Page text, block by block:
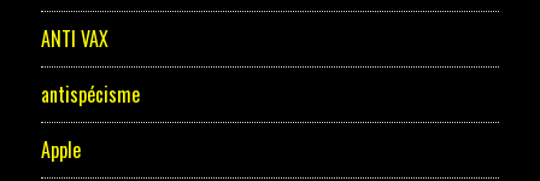
ANTI VAX
antispécisme
Apple